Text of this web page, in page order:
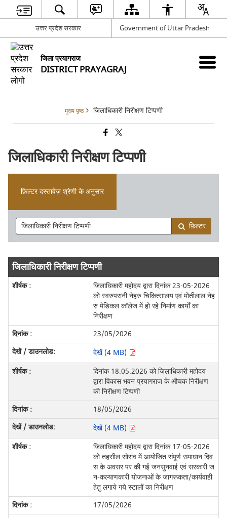
उत्तर प्रदेश सरकार Government of Uttar Pradesh
जिला प्रयागराज
DISTRICT PRAYAGRAJ
मुख्य पृष्ठ जिलाधिकारी निरीक्षण टिप्पणी
जिलाधिकारी निरीक्षण टिप्पणी
फ़िल्टर दस्तावेज़ श्रेणी के अनुसार
फ़िल्टर
जिलाधिकारी निरीक्षण टिप्पणी
जिलाधिकारी महोदय द्वारा दिनांक 23-05-2026
को स्वरुपरानी नेहरु चिकित्सालय एवं मोतीलाल नेह
रु मेडिकल कॉलेज में हो रहे निर्माण कार्यों का
निरीक्षण
23/05/2026
देखें (4 MB)
दिनांक 18.05.2026 को जिलाधिकारी महोदय
द्वारा विकास भवन प्रयागराज के औचक निरीक्षण
की निरीक्षण टिप्पणी
18/05/2026
देखें (4 MB)
जिलाधिकारी महोदय द्वारा दिनांक 17-05-2026
को तहसील सोरांव में आयोजित संपूर्ण समाधान दिव
स के अवसर पर की गई जनसुनवाई एवं सरकारी ज
न-कल्याणकारी योजनाओं के जागरूकता/कार्यवाही
हेतु लगाये गये स्टालों का निरीक्षण
17/05/2026